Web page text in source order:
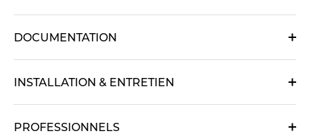
DOCUMENTATION
INSTALLATION & ENTRETIEN
PROFESSIONNELS